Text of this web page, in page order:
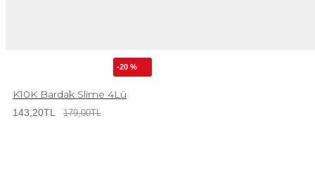
-20 %
K10K Bardak Slime 4Lü
143,20TL 179,00TL